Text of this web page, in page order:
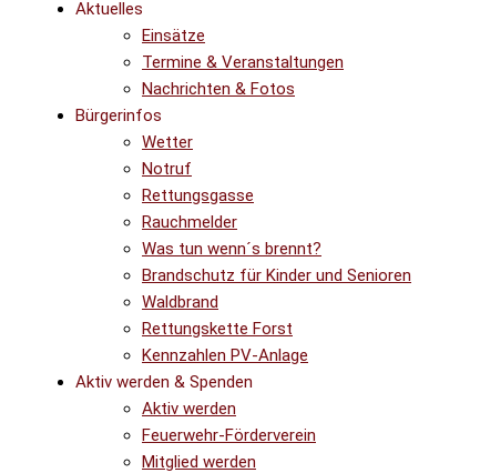
Aktuelles
Einsätze
Termine & Veranstaltungen
Nachrichten & Fotos
Bürgerinfos
Wetter
Notruf
Rettungsgasse
Rauchmelder
Was tun wenn´s brennt?
Brandschutz für Kinder und Senioren
Waldbrand
Rettungskette Forst
Kennzahlen PV-Anlage
Aktiv werden & Spenden
Aktiv werden
Feuerwehr-Förderverein
Mitglied werden